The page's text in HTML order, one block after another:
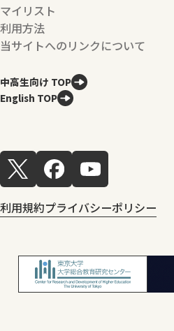
マイリスト
利用方法
当サイトへのリンクについて
中高生向け TOP
English TOP
利用規約プライバシーポリシー